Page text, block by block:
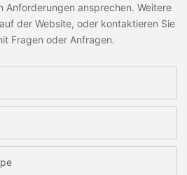
Anforderungen ansprechen. Weitere
der Website, oder kontaktieren Sie
Fragen oder Anfragen.